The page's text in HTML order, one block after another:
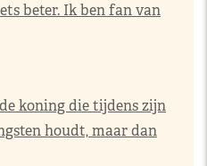
beter. Ik ben fan van
koning die tijdens zijn
houdt, maar dan